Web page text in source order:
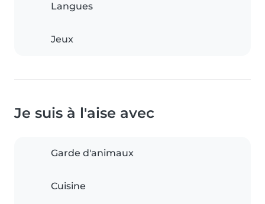
Langues
Jeux
Je suis à l'aise avec
Garde d'animaux
Cuisine